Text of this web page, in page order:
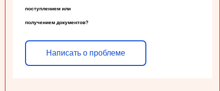
поступлением или
получением документов?
Написать о проблеме